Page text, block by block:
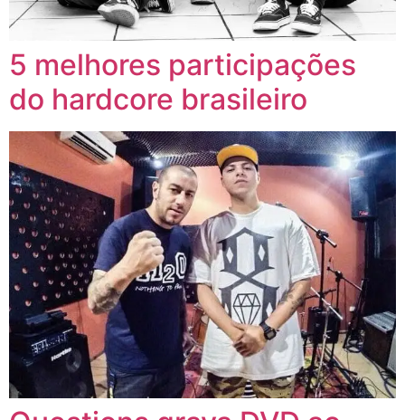
5 melhores participações
do hardcore brasileiro